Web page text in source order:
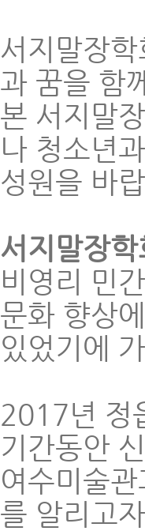
서지말장
과 꿈을 함
본 서지말
나 청소년
성원을 바
서지말장
비영리 민
문화 향상
있었기에
2017년 정
기간동안
여수미술
를 알리고